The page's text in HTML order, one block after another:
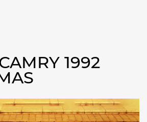
1992